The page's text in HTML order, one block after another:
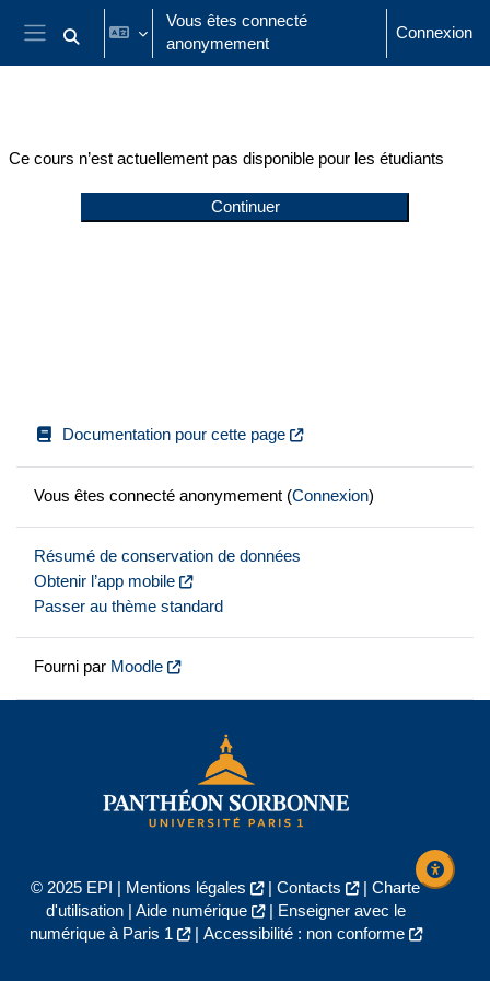
Passer au contenu principal
Panneau latéral
Activer/désactiver la saisie de recherche
Vous êtes connecté
anonymement
Connexion
Ce cours n’est actuellement pas disponible pour les étudiants
Continuer
Documentation pour cette page
Vous êtes connecté anonymement (Connexion)
Résumé de conservation de données
Obtenir l’app mobile
Passer au thème standard
Fourni par Moodle
© 2025 EPI | Mentions légales | Contacts | Charte
d'utilisation| Aide numérique |
Enseigner avec le
numérique à Paris 1
| Accessibilité : non conforme